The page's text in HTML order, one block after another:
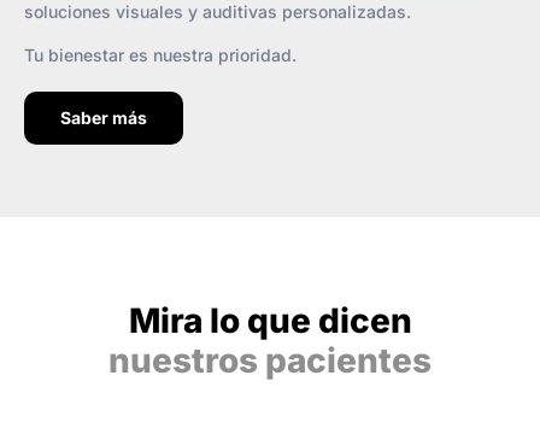
soluciones visuales y auditivas personalizadas.
Tu bienestar es nuestra prioridad.
Saber más
Mira lo que dicen
nuestros pacientes